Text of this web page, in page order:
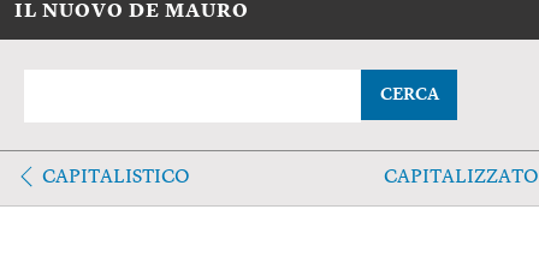
IL NUOVO DE MAURO
CERCA
CAPITALISTICO CAPITALIZZATO